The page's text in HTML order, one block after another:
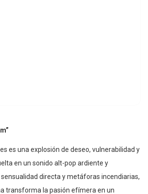
es una explosión de deseo, vulnerabilidad y
en un sonido alt-pop ardiente y
directa y metáforas incendiarias,
transforma la pasión efímera en un